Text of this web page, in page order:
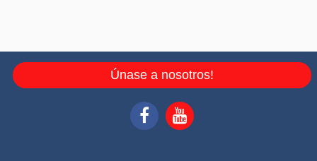
Únase a nosotros!